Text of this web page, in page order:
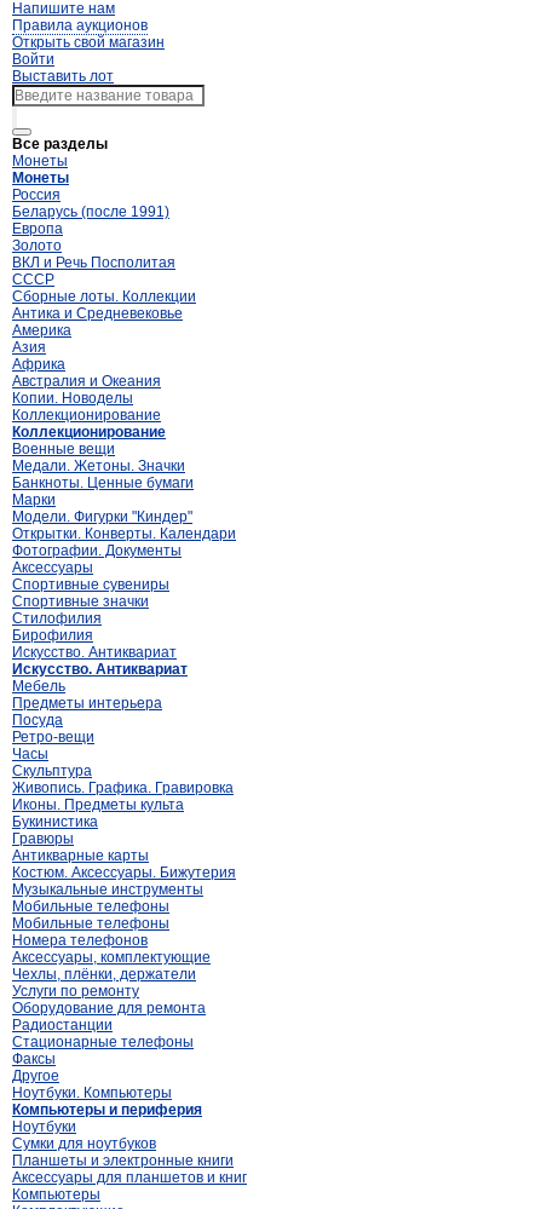
Напишите нам
Правила аукционов
Открыть свой магазин
Войти
Выставить лот
Все разделы
Монеты
Монеты
Россия
Беларусь (после 1991)
Европа
Золото
ВКЛ и Речь Посполитая
СССР
Сборные лоты. Коллекции
Антика и Средневековье
Америка
Азия
Африка
Австралия и Океания
Копии. Новоделы
Коллекционирование
Коллекционирование
Военные вещи
Медали. Жетоны. Значки
Банкноты. Ценные бумаги
Марки
Модели. Фигурки "Киндер"
Открытки. Конверты. Календари
Фотографии. Документы
Аксессуары
Спортивные сувениры
Спортивные значки
Стилофилия
Бирофилия
Искусство. Антиквариат
Искусство. Антиквариат
Мебель
Предметы интерьера
Посуда
Ретро-вещи
Часы
Скульптура
Живопись. Графика. Гравировка
Иконы. Предметы культа
Букинистика
Гравюры
Антикварные карты
Костюм. Аксессуары. Бижутерия
Музыкальные инструменты
Мобильные телефоны
Мобильные телефоны
Номера телефонов
Аксессуары, комплектующие
Чехлы, плёнки, держатели
Услуги по ремонту
Оборудование для ремонта
Радиостанции
Стационарные телефоны
Факсы
Другое
Ноутбуки. Компьютеры
Компьютеры и периферия
Ноутбуки
Сумки для ноутбуков
Планшеты и электронные книги
Аксессуары для планшетов и книг
Компьютеры